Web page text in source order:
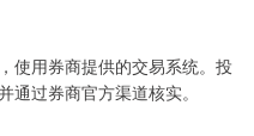
使用券商提供的交易系统。投
过券商官方渠道核实。